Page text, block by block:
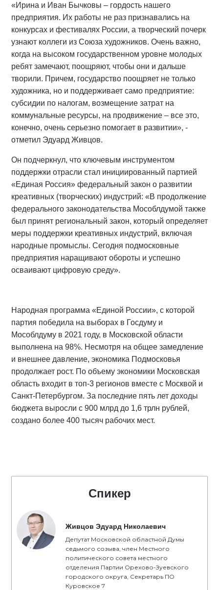
«Ирина и Иван Бычковы – гордость нашего
предприятия. Их работы не раз признавались на
конкурсах и фестивалях России, а творческий почерк
узнают коллеги из Союза художников. Очень важно,
когда на высоком государственном уровне молодых
ребят замечают, поощряют, чтобы они и дальше
творили. Причем, государство поощряет не только
художника, но и поддерживает само предприятие:
субсидии по налогам, возмещение затрат на
коммунальные ресурсы, на продвижение – все это,
конечно, очень серьезно помогает в развитии», -
отметил Эдуард Живцов.
Он подчеркнул, что ключевым инструментом
поддержки отрасли стал инициированный партией
«Единая Россия» федеральный закон о развитии
креативных (творческих) индустрий: «В продолжение
федерального законодательства Мособлдумой также
был принят региональный закон, который определяет
меры поддержки креативных индустрий, включая
народные промыслы. Сегодня подмосковные
предприятия наращивают обороты и успешно
осваивают цифровую среду».
Народная программа «Единой России», с которой
партия победила на выборах в Госдуму и
Мособлдуму в 2021 году, в Московской области
выполнена на 98%. Несмотря на общее замедление
и внешнее давление, экономика Подмосковья
продолжает рост. По объему экономики Московская
область входит в топ-3 регионов вместе с Москвой и
Санкт-Петербургом. За последние пять лет доходы
бюджета выросли с 900 млрд до 1,6 трлн рублей,
создано более 400 тысяч рабочих мест.
Спикер
Живцов Эдуард Николаевич
Депутат Московской областной Думы
седьмого созыва, член Местного
политического совета местного
отделения Партии Орехово-Зуевского
городского округа, Секретарь ПО
Куровское 7